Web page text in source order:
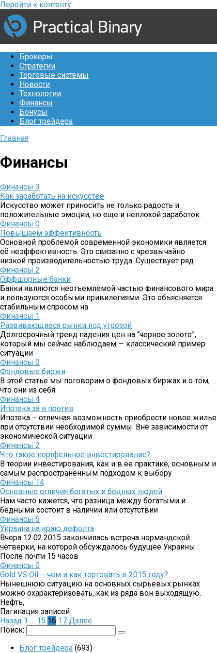
Перейти к контенту
Брокеры
Стратегии
Торговые системы
Новости
Технологии
Финансы
Бонусы
Блог трейдера
Главная
Финансы
Финансы 3
Как заработать на искусстве
Искусство может приносить не только радость и
положительные эмоции, но еще и неплохой заработок.
Финансы 0
Повышаем эффективность
Основной проблемой современной экономики является
её неэффективность. Это связанно с чрезвычайно
низкой производительностью труда. Существует ряд
Финансы 2
Оффшорные банки
Банки являются неотъемлемой частью финансового мира
и пользуются особыми привилегиями. Это объясняется
стабильным спросом на
Финансы 1
Развивающиеся рынки под угрозой
Долгосрочный тренд падения цен на “черное золото”,
который мы сейчас наблюдаем — классический пример
ситуации
Финансы 0
Фондовые биржи
В этой статье мы поговорим о фондовых биржах и о том,
что они из себя
Финансы 4
Ипотека за и против
Ипотека – отличная возможность приобрести новое жилье
при отсутствии необходимой суммы. Вне зависимости от
экономической ситуации
Финансы 2
Что такое портфельное инвестирование?
В теории инвестирования, как и в ее практике, основным и
самым распространенным подходом к выбору
Финансы 14
Основные отличия богатых и бедных людей
Нам часто кажется, что разница между богатыми и
бедными состоит в наличии или отсутствии
Финансы 5
Украина на краю дефолта
Вчера 12.02.2015 закончилась встреча нормандской
четверки, на которой обсуждалось будущее Украины.
После почти 15 часов
Финансы 0
Gold VS Oil – чем и как торговать в 2015 году?
Нынешнюю ситуацию на основных сырьевых рынках
можно охарактеризовать, как из ряда вон выходящую.
Нефть,
Пагинация записей
Назад 1 … 15 16 17 Далее
Поиск:
Блог трейдера (693)